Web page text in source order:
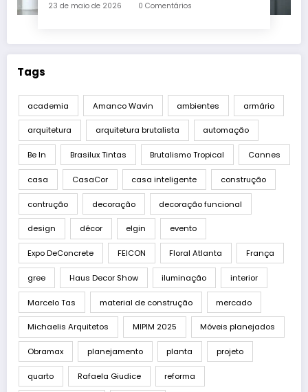
23 de maio de 2026 0 Comentários
Tags
academia Amanco Wavin ambientes armário
arquitetura arquitetura brutalista automação
Be In Brasilux Tintas Brutalismo Tropical Cannes
casa CasaCor casa inteligente construção
contrução decoração decoração funcional
design décor elgin evento
Expo DeConcrete FEICON Floral Atlanta França
gree Haus Decor Show iluminação interior
Marcelo Tas material de construção mercado
Michaelis Arquitetos MIPIM 2025 Móveis planejados
Obramax planejamento planta projeto
quarto Rafaela Giudice reforma